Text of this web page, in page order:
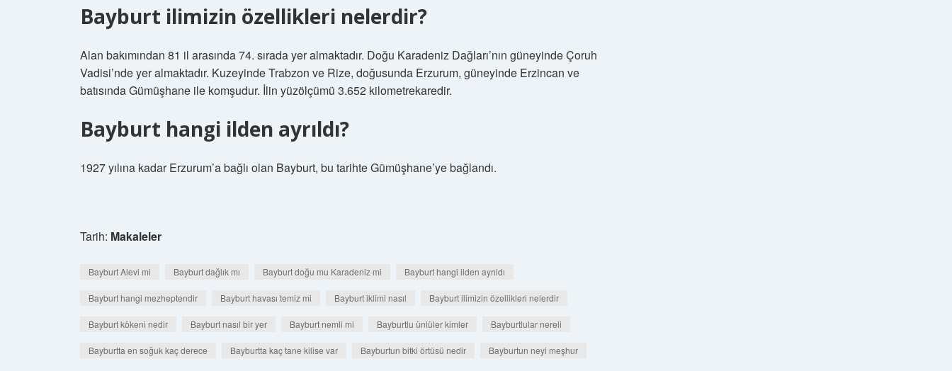
Bayburt ilimizin özellikleri nelerdir?
Alan bakımından 81 il arasında 74. sırada yer almaktadır. Doğu Karadeniz Dağları’nın güneyinde Çoruh
Vadisi’nde yer almaktadır. Kuzeyinde Trabzon ve Rize, doğusunda Erzurum, güneyinde Erzincan ve
batısında Gümüşhane ile komşudur. İlin yüzölçümü 3.652 kilometrekaredir.
Bayburt hangi ilden ayrıldı?
1927 yılına kadar Erzurum’a bağlı olan Bayburt, bu tarihte Gümüşhane’ye bağlandı.
Tarih: Makaleler
Bayburt Alevi mi Bayburt dağlık mı Bayburt doğu mu Karadeniz mi Bayburt hangi ilden ayrıldı
Bayburt hangi mezheptendir Bayburt havası temiz mi Bayburt iklimi nasıl Bayburt ilimizin özellikleri nelerdir
Bayburt kökeni nedir Bayburt nasıl bir yer Bayburt nemli mi Bayburtlu ünlüler kimler Bayburtlular nereli
Bayburtta en soğuk kaç derece Bayburtta kaç tane kilise var Bayburtun bitki örtüsü nedir Bayburtun neyi meşhur